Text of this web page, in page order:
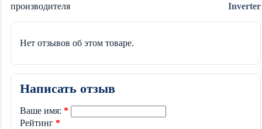
производителя
Inverter
Нет отзывов об этом товаре.
Написать отзыв
Ваше имя:
Рейтинг